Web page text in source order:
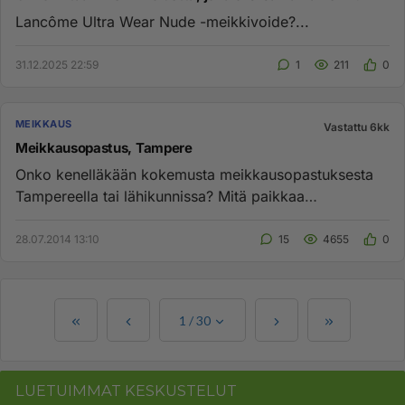
Lancôme Ultra Wear Nude -meikkivoide?...
31.12.2025 22:59 1 211 0
MEIKKAUS Vastattu 6kk
Meikkausopastus, Tampere
Onko kenelläkään kokemusta meikkausopastuksesta
Tampereella tai lähikunnissa? Mitä paikkaa
28.07.2014 13:10 15 4655 0
1 /30
LUETUIMMAT KESKUSTELUT